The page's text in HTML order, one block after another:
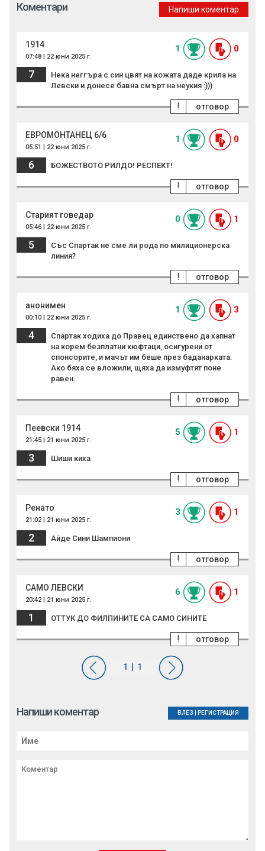
Коментари Напиши коментар
1914
07:48 | 22 юни 2025 г.
1 0
7
Нека неггъра с син цвят на кожата даде крила на
Левски и донесе бавна смърт на неукия :)))
отговор
!
ЕВРОМОНТАНЕЦ 6/6
05:51 | 22 юни 2025 г.
1 0
6 БОЖЕСТВОТО РИЛДО! РЕСПЕКТ!
отговор
!
Старият говедар
05:46 | 22 юни 2025 г.
0 1
5
Със Спартак не сме ли рода по милиционерска
линия?
отговор
!
анонимен
00:10 | 22 юни 2025 г.
1 3
4
Спартак ходиха до Правец единствено да хапнат
на корем безплатни кюфтаци, осигурени от
спонсорите, и мачът им беше през баданарката.
Ако бяха се вложили, щяха да измуфтят поне
равен.
отговор
!
Пеевски 1914
21:45 | 21 юни 2025 г.
5 1
3 Шиши киха
отговор
!
Peнато
21:02 | 21 юни 2025 г.
3 1
2 Айде Сини Шампиони
отговор
!
САМО ЛЕВСКИ
20:42 | 21 юни 2025 г.
6 1
1 ОТТУК ДО ФИЛПИНИТЕ СА САМО СИНИТЕ
отговор
!
Напиши коментар ВЛЕЗ РЕГИСТРАЦИЯ